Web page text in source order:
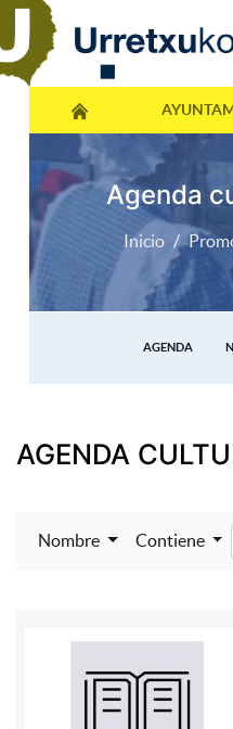
Agenda
Inicio
AGENDA
AGENDA
Nombre Contiene